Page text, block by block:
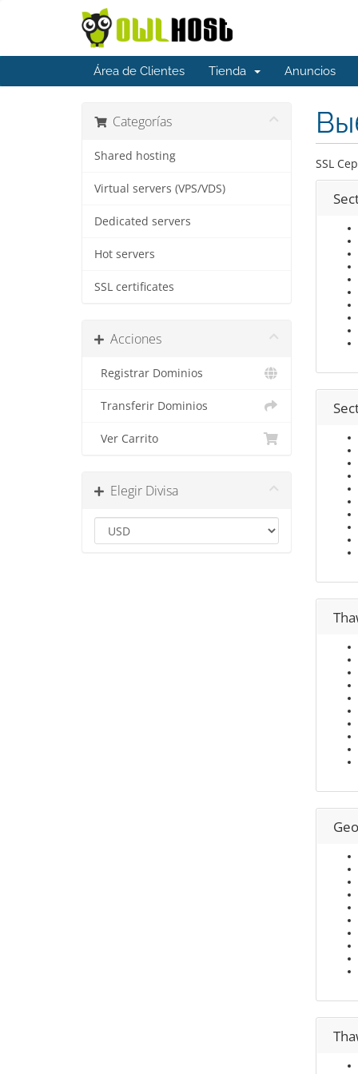
Área de Clientes Tienda Anuncios
Categorías
Shared hosting
Virtual servers (VPS/VDS)
Dedicated servers
Hot servers
SSL certificates
Acciones
Registrar Dominios
Transferir Dominios
Ver Carrito
Elegir Divisa
SSL